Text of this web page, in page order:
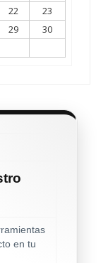
22
23
29
30
en tu